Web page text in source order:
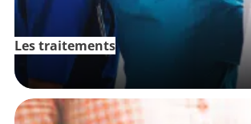
Les traitements